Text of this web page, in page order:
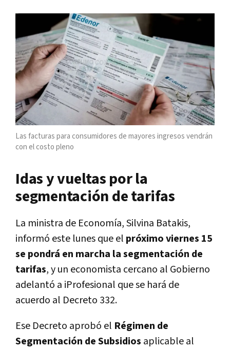
Las facturas para consumidores de mayores ingresos vendrán
con el costo pleno
Idas y vueltas por la
segmentación de tarifas
La ministra de Economía, Silvina Batakis,
informó este lunes que el próximo viernes 15
se pondrá en marcha la segmentación de
tarifas, y un economista cercano al Gobierno
adelantó a iProfesional que se hará de
acuerdo al Decreto 332.
Ese Decreto aprobó el Régimen de
Segmentación de Subsidios aplicable al